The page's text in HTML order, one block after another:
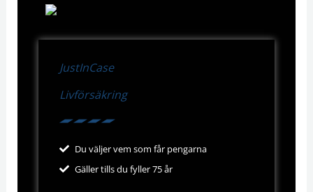
JustInCase
Livförsäkring
Du väljer vem som får pengarna
Gäller tills du fyller 75 år